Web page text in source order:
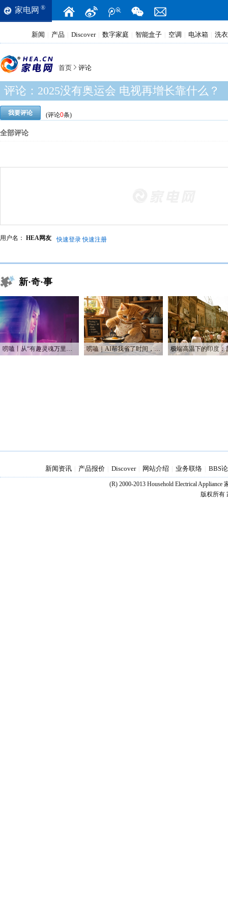
家电网 ®
新闻 产品 Discover 数字家庭 智能盒子 空调 电冰箱 洗
首页 评论
评论： 2025没有奥运会 电视再增长靠什么？
我要评论 (评论0条)
全部评论
用户名： HEA网友 快速登录 快速注册
新·奇·事
唠嗑丨从“有趣灵魂万里挑一”到“赛博恋人一键定制” 唠嗑｜AI帮我省了时间，也帮我烧光了Token
新闻资讯 产品报价 Discover 网站介绍 业务联络 BBS
(R) 2000-2013 Household Electrical
版权所有